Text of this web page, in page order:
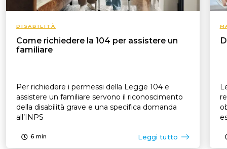
DISABILITÀ
Come richiedere la 104 per assistere un
familiare
Per richiedere i permessi della Legge 104 e
assistere un familiare servono il riconoscimento
della disabilità grave e una specifica domanda
all’INPS
6 min Leggi tutto